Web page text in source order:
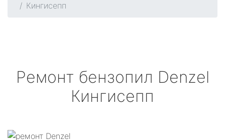
Кингисепп
Ремонт бензопил Denzel
Кингисепп